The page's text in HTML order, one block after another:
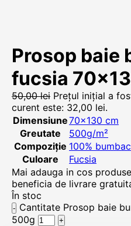
Prosop baie
fucsia
50,00lei Prețul inițial a
curent este: 32,00 lei.
Dimensiune70×130 cm
Greutate
500g/m²
Compoziție 100% bumbac
Culoare
Fucsia
Mai adauga in cos
beneficia de livrare
În stoc
Cantitate Prosop baie
500g